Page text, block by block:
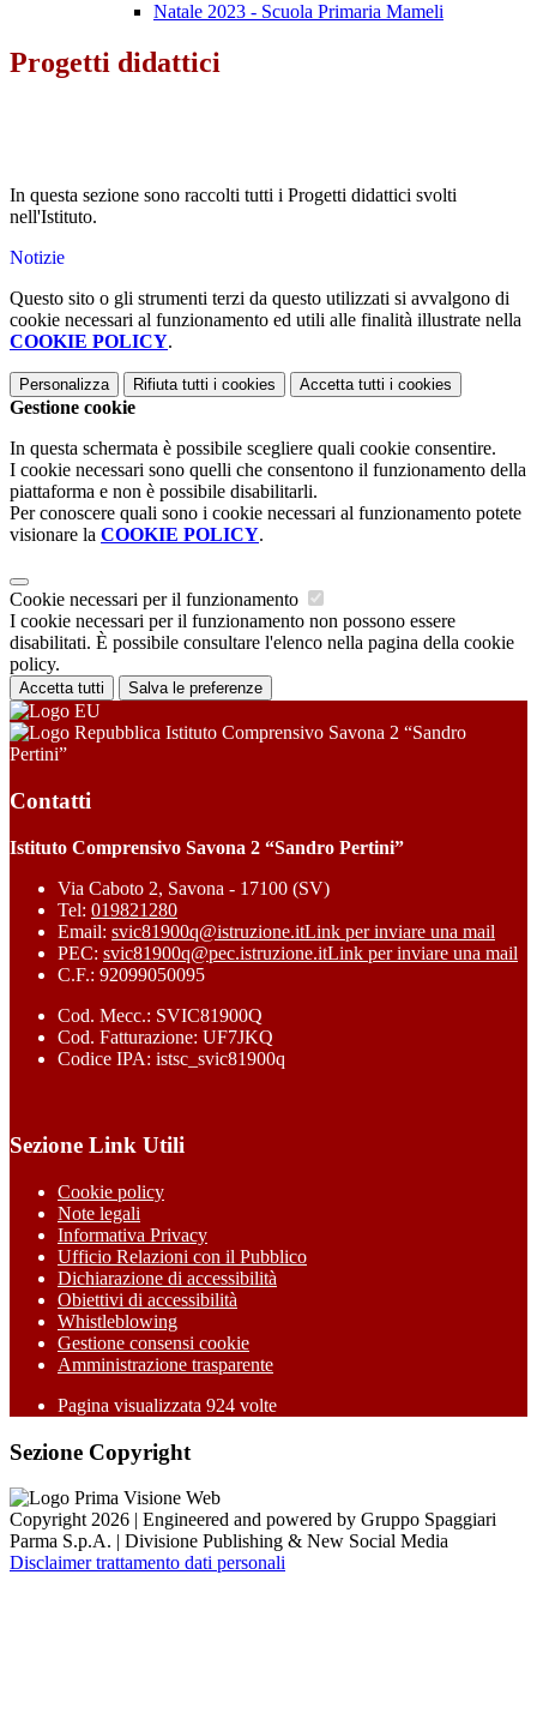
Natale 2023 - Scuola Primaria Mameli
Progetti didattici
In questa sezione sono raccolti tutti i Progetti didattici svolti
nell'Istituto.
Notizie
Questo sito o gli strumenti terzi da questo utilizzati si avvalgono di
cookie necessari al funzionamento ed utili alle finalità illustrate nella
COOKIE POLICY.
Personalizza Rifiuta tutti i cookies Accetta tutti i cookies
Gestione cookie
In questa schermata è possibile scegliere quali cookie consentire.
I cookie necessari sono quelli che consentono il funzionamento della
piattaforma e non è possibile disabilitarli.
Per conoscere quali sono i cookie necessari al funzionamento potete
visionare la COOKIE POLICY.
Cookie necessari per il funzionamento
I cookie necessari per il funzionamento non possono essere
disabilitati. È possibile consultare l'elenco nella pagina della cookie
policy.
Accetta tutti Salva le preferenze
Istituto Comprensivo Savona 2 “Sandro
Pertini”
Contatti
Istituto Comprensivo Savona 2 “Sandro Pertini”
Via Caboto 2, Savona - 17100 (SV)
Tel: 019821280
Email: svic81900q@istruzione.itLink per inviare una mail
PEC: svic81900q@pec.istruzione.itLink per inviare una mail
C.F.: 92099050095
Cod. Mecc.: SVIC81900Q
Cod. Fatturazione: UF7JKQ
Codice IPA: istsc_svic81900q
Sezione Link Utili
Cookie policy
Note legali
Informativa Privacy
Ufficio Relazioni con il Pubblico
Dichiarazione di accessibilità
Obiettivi di accessibilità
Whistleblowing
Gestione consensi cookie
Amministrazione trasparente
Pagina visualizzata 924 volte
Sezione Copyright
Copyright 2026 | Engineered and powered by Gruppo Spaggiari
Parma S.p.A. | Divisione Publishing & New Social Media
Disclaimer trattamento dati personali